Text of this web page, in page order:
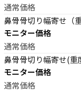
通常価格
鼻骨骨切り幅寄せ（
モニター価格
通常価格
鼻骨骨切り幅寄せ(重
モニター価格
通常価格